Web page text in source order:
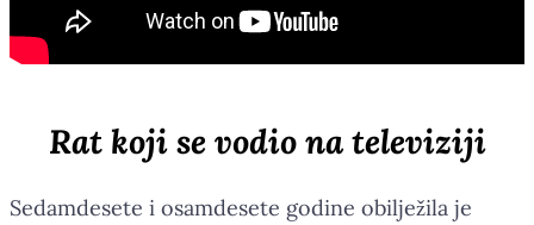
Rat koji se vodio na televiziji
Sedamdesete i osamdesete godine obilježila je